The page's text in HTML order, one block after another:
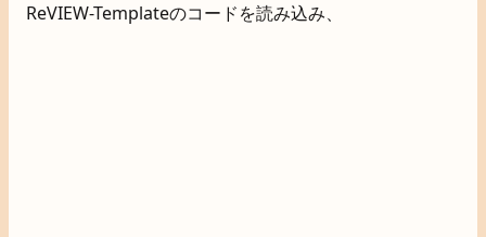
ReVIEW-Templateのコードを読み込み、